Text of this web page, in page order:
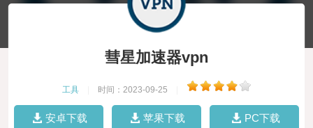
彗星加速器vpn
工具 时间：2023-09-25
安卓下载 苹果下载 PC下载